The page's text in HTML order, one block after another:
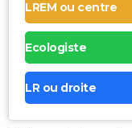
LREM ou centre
Ecologiste
LR ou droite